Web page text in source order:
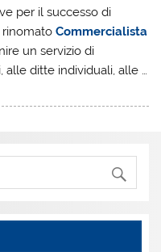
per il successo di
rinomatoCommercialista
un servizio di
ditte individuali, alle …